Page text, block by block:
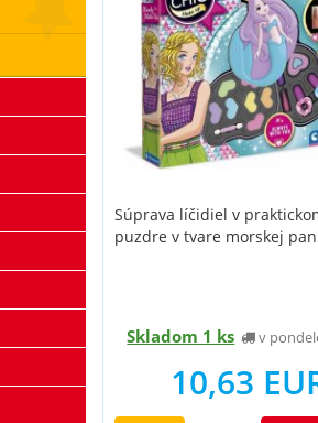
Súprava líčidiel v
puzdre v tvare morskej
Skladom 1 ks v
10,63